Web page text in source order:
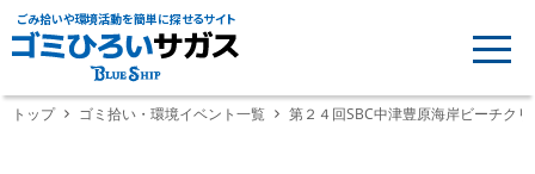
ごみ拾いや環境活動を簡単に探せるサイト
トップ ゴミ拾い・環境イベント一覧 第２４回SBC中津豊原海岸ビーチク